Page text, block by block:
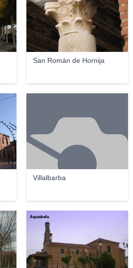
San Román de Hornija
Villalbarba
Aquielrafa